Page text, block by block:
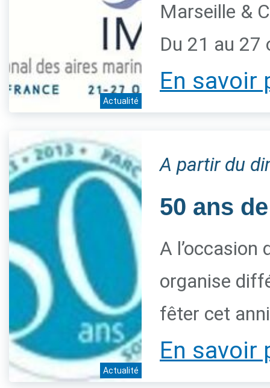
Actualité
Marseille &
Du 21 au 27
En savoir
Actualité
A partir du
50 ans
A l’occasion
organise
fêter cet
En savoir